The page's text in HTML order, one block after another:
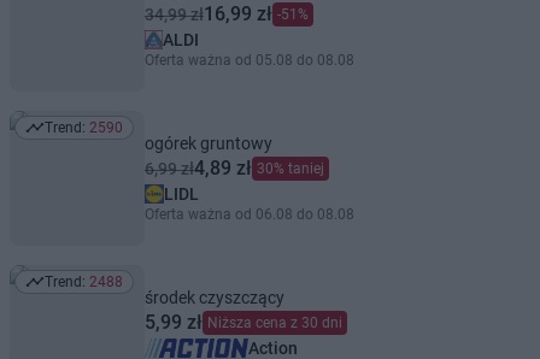
34,99 zł16,99 zł -51%
ALDI
Oferta ważna od 05.08 do 08.08
Trend: 2590
Trend: 2590
ogórek gruntowy
6,99 zł4,89 zł 30% taniej
LIDL
Oferta ważna od 06.08 do 08.08
Trend: 2488
Trend: 2488
środek czyszczący
5,99 zł Niższa cena z 30 dni
Action